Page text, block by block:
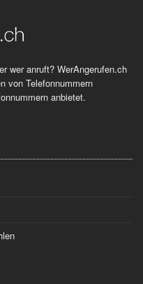
wer anruft? WerAngerufen.ch
von Telefonnummern
anbietet.